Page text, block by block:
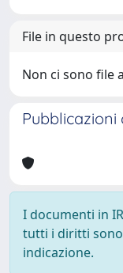
File in questo
Non ci sono file
Pubblicazioni
I documenti in
tutti i diritti
indicazione.